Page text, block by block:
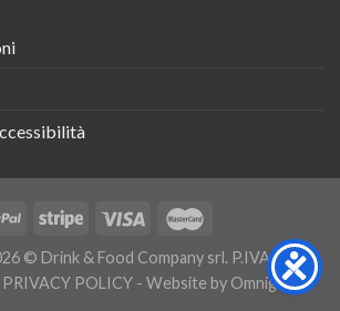
© Drink & Food Company srl. P.IVA:
PRIVACY POLICY - Website by Omnigraph